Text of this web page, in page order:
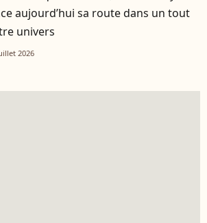
aujourd’hui sa route dans un tout
univers
2026